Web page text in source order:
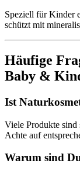
Speziell für Kinder
schützt mit
Häufige
Baby &
Ist
Viele Produkte
Achte auf
Warum sind